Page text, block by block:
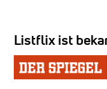
Listflix ist